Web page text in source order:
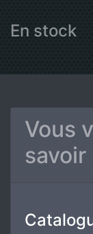
En stock
Vous
savoir